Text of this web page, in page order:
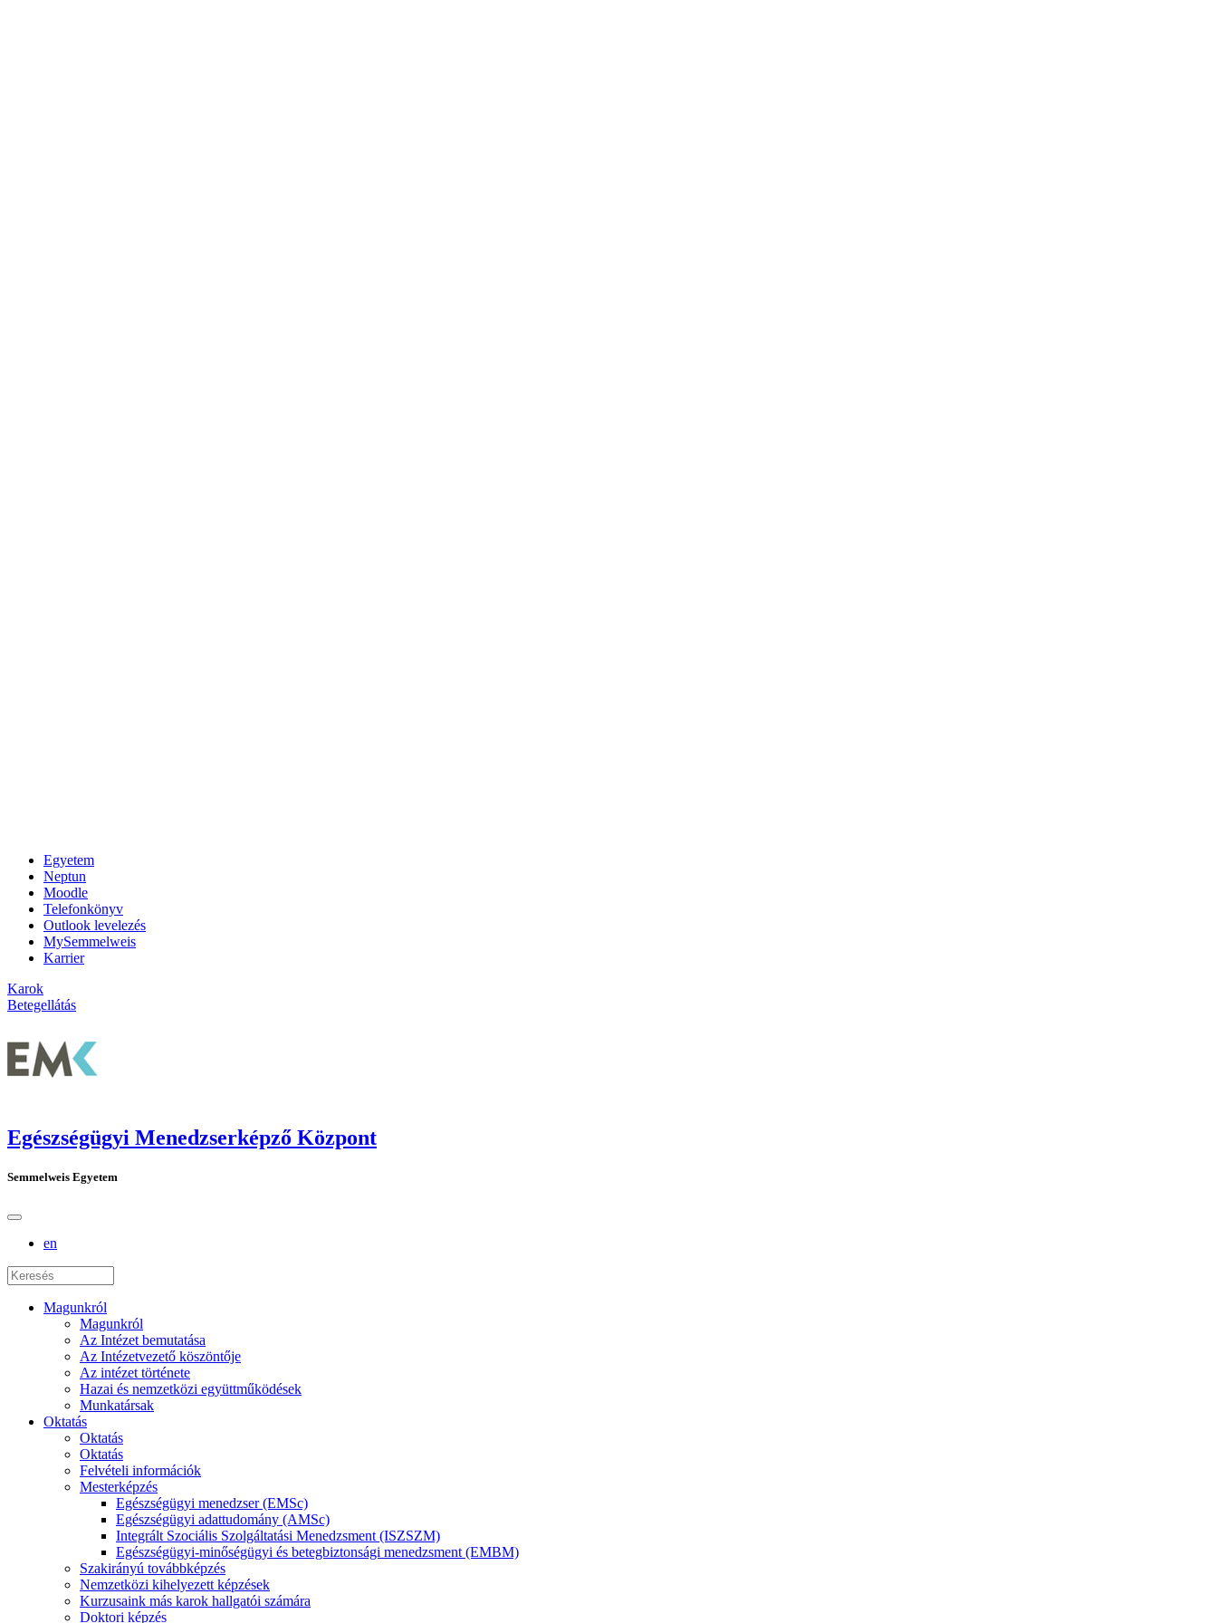
Egyetem
Neptun
Moodle
Telefonkönyv
Outlook levelezés
MySemmelweis
Karrier
Karok
Betegellátás
Egészségügyi Menedzserképző Központ
Semmelweis Egyetem
en
Magunkról
Magunkról
Az Intézet bemutatása
Az Intézetvezető köszöntője
Az intézet története
Hazai és nemzetközi együttműködések
Munkatársak
Oktatás
Oktatás
Oktatás
Felvételi információk
Mesterképzés
Egészségügyi menedzser (EMSc)
Egészségügyi adattudomány (AMSc)
Integrált Szociális Szolgáltatási Menedzsment (ISZSZM)
Egészségügyi-minőségügyi és betegbiztonsági menedzsment (EMBM)
Szakirányú továbbképzés
Nemzetközi kihelyezett képzések
Kurzusaink más karok hallgatói számára
Doktori képzés